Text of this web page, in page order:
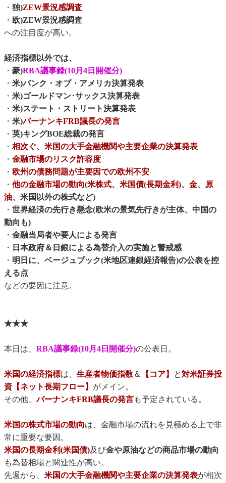
・ 独)ZEW景況感調査
・ 欧)ZEW景況感調査
への注目度が高い。
経済指標以外では、
・ 豪)RBA議事録(10月4日開催分)
・ 米)バンク・オブ・アメリカ決算発表
・ 米)ゴールドマン･サックス決算発表
・ 米)ステート・ストリート決算発表
・ 米)バーナンキFRB議長の発言
・ 英)キングBOE総裁の発言
・ 相次ぐ、米国の大手金融機関や主要企業の決算発表
・ 金融市場のリスク許容度
・ 欧州の債務問題が主要因での欧州不安
・ 他の金融市場の動向(米株式、 米国債(長期金利)、 金、 原
油、米国以外の株式など)
・ 世界経済の先行き懸念(欧米の景気先行きが主体、中国の
動向も)
・ 金融当局者や要人による発言
・ 日本政府＆日銀による為替介入の実施と警戒感
・ 明日に、ベージュブック(米地区連銀経済報告)の公表を控
える点
などの要因に注意。
★★★
本日は、 RBA議事録(10月4日開催分)の公表日。
米国の経済指標は、 生産者物価指数＆ 【コア】 と対米証券投
資【ネット長期フロー】 がメイン。
その他、バーナンキFRB議長の発言も予定されている。
米国の株式市場の動向は、金融市場の流れを見極める上で非
常に重要な要因。
米国の長期金利(米国債)及び金や原油などの商品市場の動向
も為替相場と関連性が高い。
先週から、 米国の大手金融機関や主要企業の決算発表が相次